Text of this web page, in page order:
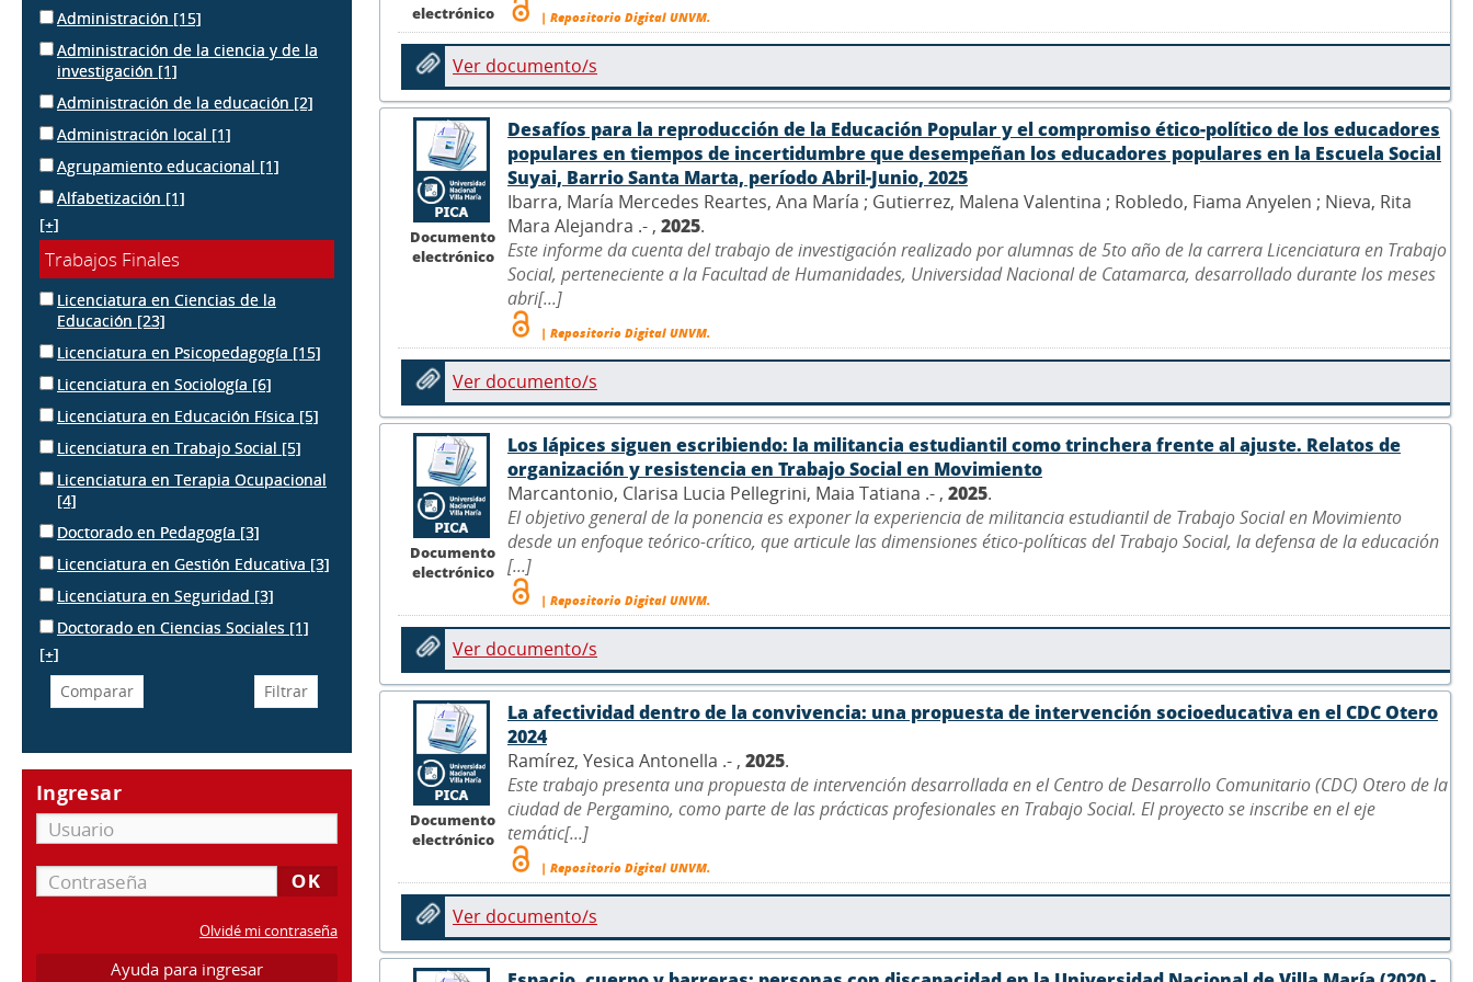
Administración [15]
Administración de la ciencia y de la
investigación [1]
Administración de la educación [2]
Administración local [1]
Agrupamiento educacional [1]
Alfabetización [1]
[+]
Trabajos Finales
Licenciatura en Ciencias de la
Educación [23]
Licenciatura en Psicopedagogía [15]
Licenciatura en Sociología [6]
Licenciatura en Educación Física [5]
Licenciatura en Trabajo Social [5]
Licenciatura en Terapia Ocupacional
[4]
Doctorado en Pedagogía [3]
Licenciatura en Gestión Educativa [3]
Licenciatura en Seguridad [3]
Doctorado en Ciencias Sociales [1]
[+]
Ingresar
Olvidé mi contraseña
Ayuda para ingresar
electrónico
| Repositorio Digital UNVM.
Ver documento/s
Documento
electrónico
Desafíos para la reproducción de la Educación Popular y el compromiso ético-político de los educadores
populares en tiempos de incertidumbre que desempeñan los educadores populares en la Escuela Social
Suyai, Barrio Santa Marta, período Abril-Junio, 2025
Ibarra, María Mercedes Reartes, Ana María ; Gutierrez, Malena Valentina ; Robledo, Fiama Anyelen ; Nieva, Rita
Mara Alejandra .- , 2025.
Este informe da cuenta del trabajo de investigación realizado por alumnas de 5to año de la carrera Licenciatura en Trabajo
Social, perteneciente a la Facultad de Humanidades, Universidad Nacional de Catamarca, desarrollado durante los meses
abri[...]
| Repositorio Digital UNVM.
Ver documento/s
Documento
electrónico
Los lápices siguen escribiendo: la militancia estudiantil como trinchera frente al ajuste. Relatos de
organización y resistencia en Trabajo Social en Movimiento
Marcantonio, Clarisa Lucia Pellegrini, Maia Tatiana .- , 2025.
El objetivo general de la ponencia es exponer la experiencia de militancia estudiantil de Trabajo Social en Movimiento
desde un enfoque teórico-crítico, que articule las dimensiones ético-políticas del Trabajo Social, la defensa de la educación
[...]
| Repositorio Digital UNVM.
Ver documento/s
Documento
electrónico
La afectividad dentro de la convivencia: una propuesta de intervención socioeducativa en el CDC Otero
2024
Ramírez, Yesica Antonella .- , 2025.
Este trabajo presenta una propuesta de intervención desarrollada en el Centro de Desarrollo Comunitario (CDC) Otero de la
ciudad de Pergamino, como parte de las prácticas profesionales en Trabajo Social. El proyecto se inscribe en el eje
temátic[...]
| Repositorio Digital UNVM.
Ver documento/s